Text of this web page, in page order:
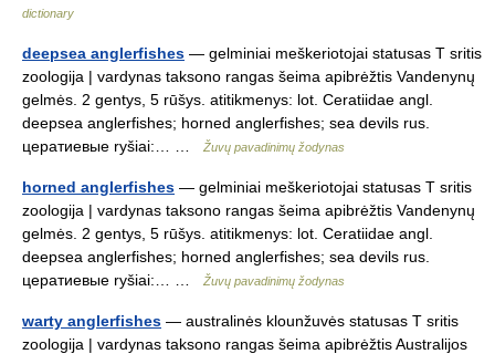
dictionary
deepsea anglerfishes — gelminiai meškeriotojai statusas T sritis
zoologija | vardynas taksono rangas šeima apibrėžtis Vandenynų
gelmės. 2 gentys, 5 rūšys. atitikmenys: lot. Ceratiidae angl.
deepsea anglerfishes; horned anglerfishes; sea devils rus.
цератиевые ryšiai:… …
Žuvų pavadinimų žodynas
horned anglerfishes — gelminiai meškeriotojai statusas T sritis
zoologija | vardynas taksono rangas šeima apibrėžtis Vandenynų
gelmės. 2 gentys, 5 rūšys. atitikmenys: lot. Ceratiidae angl.
deepsea anglerfishes; horned anglerfishes; sea devils rus.
цератиевые ryšiai:… …
Žuvų pavadinimų žodynas
warty anglerfishes — australinės klounžuvės statusas T sritis
zoologija | vardynas taksono rangas šeima apibrėžtis Australijos